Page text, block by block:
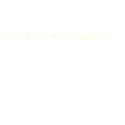
ARS Dijital Medya ve Pazarlama